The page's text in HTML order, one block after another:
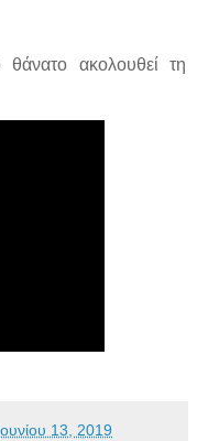
ακολουθεί τη
13, 2019